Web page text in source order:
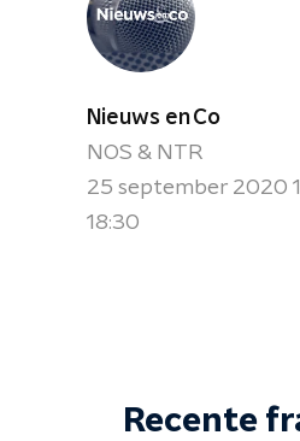
Nieuws en Co
NOS & NTR
25 september 2020
18:30
Recente